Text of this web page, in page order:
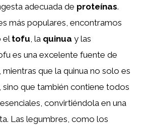
adecuada de proteínas.
más populares, encontramos
el tofu, la quinua y las
es una excelente fuente de
que la quinua no solo es
sino que también contiene todos
convirtiéndola en una
Las legumbres, como los